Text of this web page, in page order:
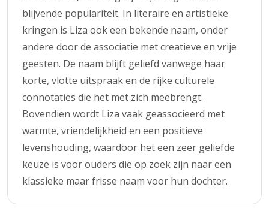
blijvende populariteit. In literaire en artistieke
kringen is Liza ook een bekende naam, onder
andere door de associatie met creatieve en vrije
geesten. De naam blijft geliefd vanwege haar
korte, vlotte uitspraak en de rijke culturele
connotaties die het met zich meebrengt.
Bovendien wordt Liza vaak geassocieerd met
warmte, vriendelijkheid en een positieve
levenshouding, waardoor het een zeer geliefde
keuze is voor ouders die op zoek zijn naar een
klassieke maar frisse naam voor hun dochter.